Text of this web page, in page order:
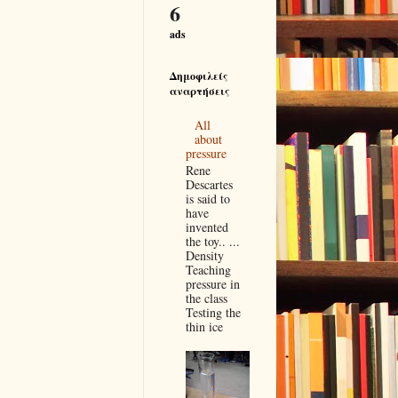
6
ads
Δημοφιλείς
αναρτήσεις
All
about
pressure
Rene
Descartes
is said to
have
invented
the toy.. ...
Density
Teaching
pressure in
the class
Testing the
thin ice